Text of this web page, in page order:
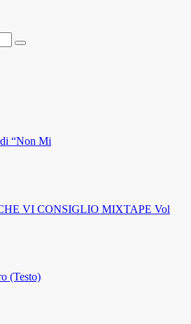
“Non Mi
VI CONSIGLIO MIXTAPE Vol
(Testo)